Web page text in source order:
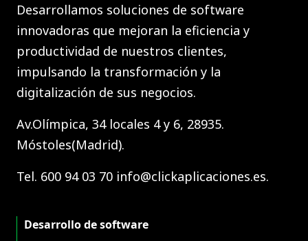
Desarrollamos soluciones de software
innovadoras que mejoran la eficiencia y
productividad de nuestros clientes,
impulsando la transformación y la
digitalización de sus negocios.
Av.Olímpica, 34 locales 4 y 6, 28935.
Móstoles(Madrid).
Tel. 600 94 03 70 info@clickaplicaciones.es.
Desarrollo de software